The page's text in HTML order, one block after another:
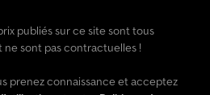
publiés sur ce site sont tous
sont pas contractuelles !
prenez connaissance et acceptez